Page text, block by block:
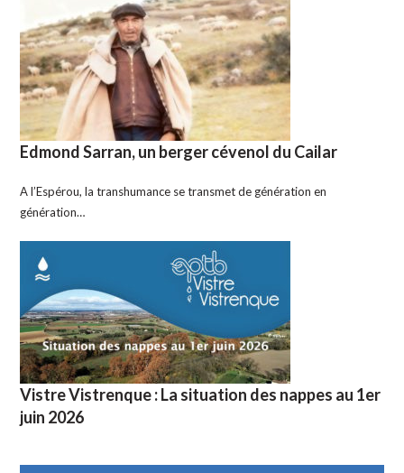
Edmond Sarran, un berger cévenol du Cailar
A l’Espérou, la transhumance se transmet de génération en
génération…
Vistre Vistrenque : La situation des nappes au 1er
juin 2026